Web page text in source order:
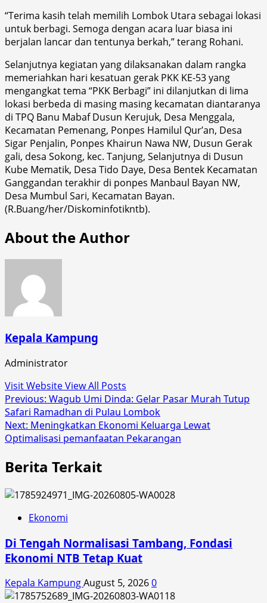
“Terima kasih telah memilih Lombok Utara sebagai lokasi
untuk berbagi. Semoga dengan acara luar biasa ini
berjalan lancar dan tentunya berkah,” terang Rohani.
Selanjutnya kegiatan yang dilaksanakan dalam rangka
memeriahkan hari kesatuan gerak PKK KE-53 yang
mengangkat tema “PKK Berbagi” ini dilanjutkan di lima
lokasi berbeda di masing masing kecamatan diantaranya
di TPQ Banu Mabaf Dusun Kerujuk, Desa Menggala,
Kecamatan Pemenang, Ponpes Hamilul Qur’an, Desa
Sigar Penjalin, Ponpes Khairun Nawa NW, Dusun Gerak
gali, desa Sokong, kec. Tanjung, Selanjutnya di Dusun
Kube Mematik, Desa Tido Daye, Desa Bentek Kecamatan
Ganggandan terakhir di ponpes Manbaul Bayan NW,
Desa Mumbul Sari, Kecamatan Bayan.
(R.Buang/her/Diskominfotikntb).
About the Author
Kepala Kampung
Administrator
Visit WebsiteView All Posts
Post
navigation
Previous: Wagub Umi Dinda: Gelar Pasar Murah Tutup
Safari Ramadhan di Pulau Lombok
Next: Meningkatkan Ekonomi Keluarga Lewat
Optimalisasi pemanfaatan Pekarangan
Berita Terkait
Ekonomi
Di Tengah Normalisasi Tambang, Fondasi
Ekonomi NTB Tetap Kuat
Kepala KampungAugust 5, 20260